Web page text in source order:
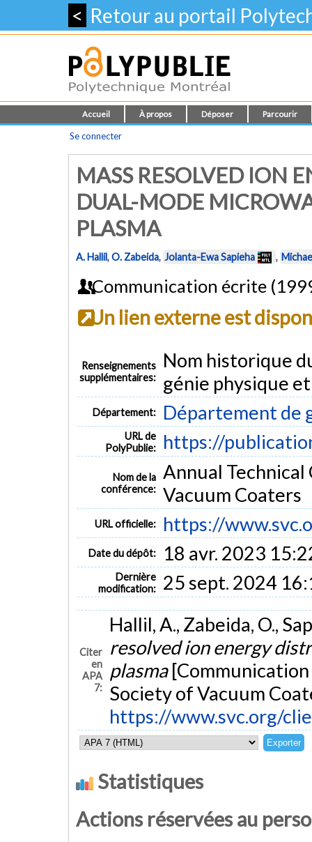
< Retour au portail
Accueil À propos Déposer Parcourir
Se connecter
MASS RESOLVED ION
DUAL-MODE
PLASMA
A. Hallil,O. Zabeida, Jolanta-Ewa Sapieha ,
Communication écrite
Un lien externe est
Renseignements
supplémentaires:
Nom historique
génie physique
Département: Département de
URL de
PolyPublie:
https://
Nom de la
conférence:
Annual
Vacuum Coaters
URL officielle: https://
Date du dépôt: 18 avr. 2023
Dernière
modification:
25 sept. 2024
Citer
en
APA
7:
Hallil, A., Zabeida, O.,
resolved ion energy
plasma
Society of Vacuum
https://www.svc.org/
Statistiques
Actions réservées au